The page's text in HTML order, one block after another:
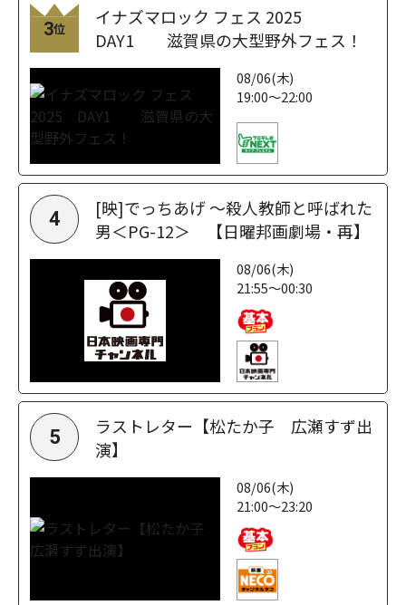
3位
イナズマロック フェス 2025
DAY1 滋賀県の大型野外フェス！
08/06(木)
19:00～22:00
4
[映]でっちあげ ～殺人教師と呼ばれた
男＜PG-12＞ 【日曜邦画劇場・再】
08/06(木)
21:55～00:30
5
ラストレター【松たか子 広瀬すず出
演】
08/06(木)
21:00～23:20